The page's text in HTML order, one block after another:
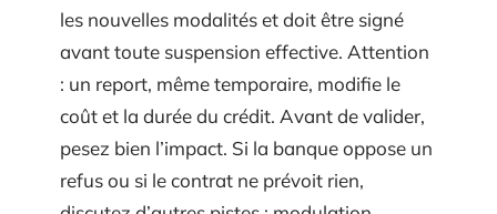
les nouvelles modalités et doit être signé
avant toute suspension effective. Attention
: un report, même temporaire, modifie le
coût et la durée du crédit. Avant de valider,
pesez bien l’impact. Si la banque oppose un
refus ou si le contrat ne prévoit rien,